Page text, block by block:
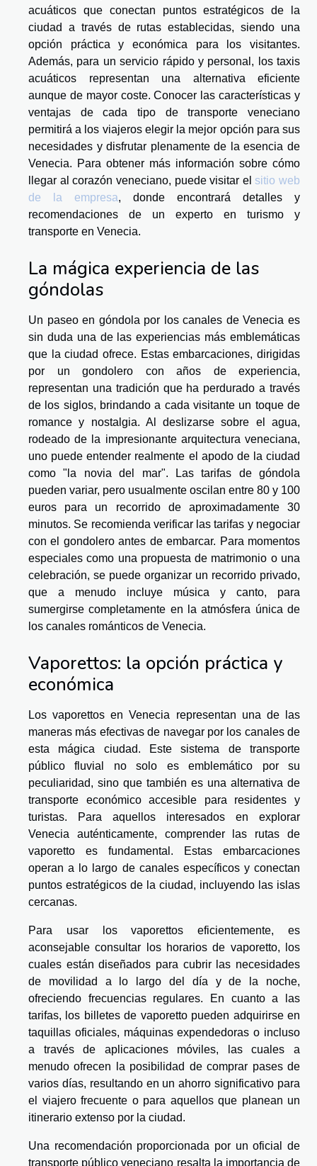
acuáticos que conectan puntos estratégicos de la
ciudad a través de rutas establecidas, siendo una
opción práctica y económica para los visitantes.
Además, para un servicio rápido y personal, los taxis
acuáticos representan una alternativa eficiente
aunque de mayor coste. Conocer las características y
ventajas de cada tipo de transporte veneciano
permitirá a los viajeros elegir la mejor opción para sus
necesidades y disfrutar plenamente de la esencia de
Venecia. Para obtener más información sobre cómo
llegar al corazón veneciano, puede visitar el sitio web
de la empresa, donde encontrará detalles y
recomendaciones de un experto en turismo y
transporte en Venecia.
La mágica experiencia de las
góndolas
Un paseo en góndola por los canales de Venecia es
sin duda una de las experiencias más emblemáticas
que la ciudad ofrece. Estas embarcaciones, dirigidas
por un gondolero con años de experiencia,
representan una tradición que ha perdurado a través
de los siglos, brindando a cada visitante un toque de
romance y nostalgia. Al deslizarse sobre el agua,
rodeado de la impresionante arquitectura veneciana,
uno puede entender realmente el apodo de la ciudad
como "la novia del mar". Las tarifas de góndola
pueden variar, pero usualmente oscilan entre 80 y 100
euros para un recorrido de aproximadamente 30
minutos. Se recomienda verificar las tarifas y negociar
con el gondolero antes de embarcar. Para momentos
especiales como una propuesta de matrimonio o una
celebración, se puede organizar un recorrido privado,
que a menudo incluye música y canto, para
sumergirse completamente en la atmósfera única de
los canales románticos de Venecia.
Vaporettos: la opción práctica y
económica
Los vaporettos en Venecia representan una de las
maneras más efectivas de navegar por los canales de
esta mágica ciudad. Este sistema de transporte
público fluvial no solo es emblemático por su
peculiaridad, sino que también es una alternativa de
transporte económico accesible para residentes y
turistas. Para aquellos interesados en explorar
Venecia auténticamente, comprender las rutas de
vaporetto es fundamental. Estas embarcaciones
operan a lo largo de canales específicos y conectan
puntos estratégicos de la ciudad, incluyendo las islas
cercanas.
Para usar los vaporettos eficientemente, es
aconsejable consultar los horarios de vaporetto, los
cuales están diseñados para cubrir las necesidades
de movilidad a lo largo del día y de la noche,
ofreciendo frecuencias regulares. En cuanto a las
tarifas, los billetes de vaporetto pueden adquirirse en
taquillas oficiales, máquinas expendedoras o incluso
a través de aplicaciones móviles, las cuales a
menudo ofrecen la posibilidad de comprar pases de
varios días, resultando en un ahorro significativo para
el viajero frecuente o para aquellos que planean un
itinerario extenso por la ciudad.
Una recomendación proporcionada por un oficial de
transporte público veneciano resalta la importancia de